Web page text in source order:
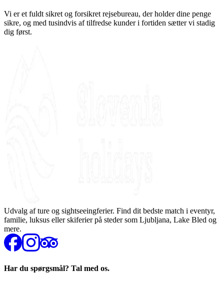
Vi er et fuldt sikret og forsikret rejsebureau, der holder dine penge
sikre, og med tusindvis af tilfredse kunder i fortiden sætter vi stadig
dig først.
Udvalg af ture og sightseeingferier. Find dit bedste match i eventyr,
familie, luksus eller skiferier på steder som Ljubljana, Lake Bled og
mere.
Har du spørgsmål? Tal med os.